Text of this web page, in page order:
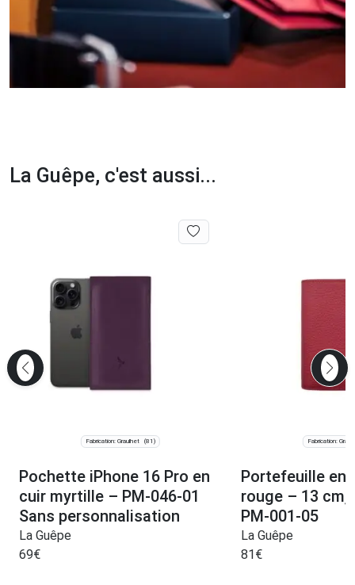
La Guêpe, c'est aussi...
Fabrication: Graulhet (81)
Pochette iPhone 16 Pro en
cuir myrtille – PM-046-01
Sans personnalisation
La Guêpe
69€
Fabrication:
Portefeuille en
rouge – 13 cm,
PM-001-05
La Guêpe
81 €